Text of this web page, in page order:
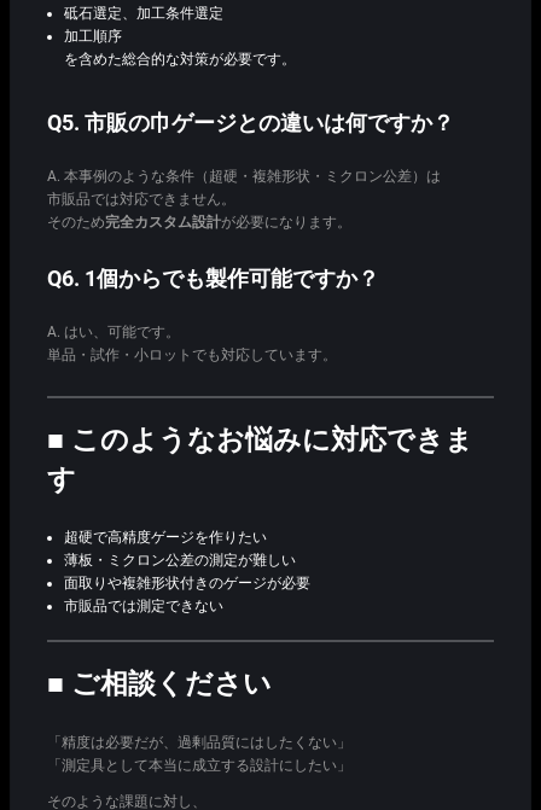
砥石選定、加工条件選定
加工順序
を含めた総合的な対策が必要です。
Q5. 市販の巾ゲージとの違いは何ですか？
A. 本事例のような条件（超硬・複雑形状・ミクロン公差）は
市販品では対応できません。
そのため完全カスタム設計が必要になります。
Q6. 1個からでも製作可能ですか？
A. はい、可能です。
単品・試作・小ロットでも対応しています。
■ このようなお悩みに対応できま
す
超硬で高精度ゲージを作りたい
薄板・ミクロン公差の測定が難しい
面取りや複雑形状付きのゲージが必要
市販品では測定できない
■ ご相談ください
「精度は必要だが、過剰品質にはしたくない」
「測定具として本当に成立する設計にしたい」
そのような課題に対し、